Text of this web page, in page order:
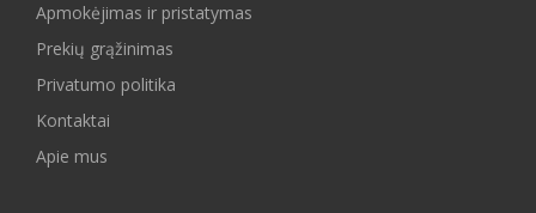
Apmokėjimas ir pristatymas
Prekių grąžinimas
Privatumo politika
Kontaktai
Apie mus